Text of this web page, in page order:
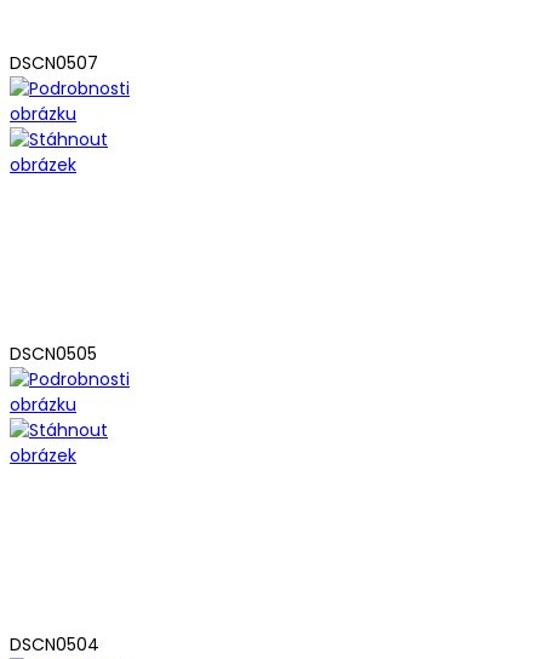
DSCN0507
DSCN0505
DSCN0504